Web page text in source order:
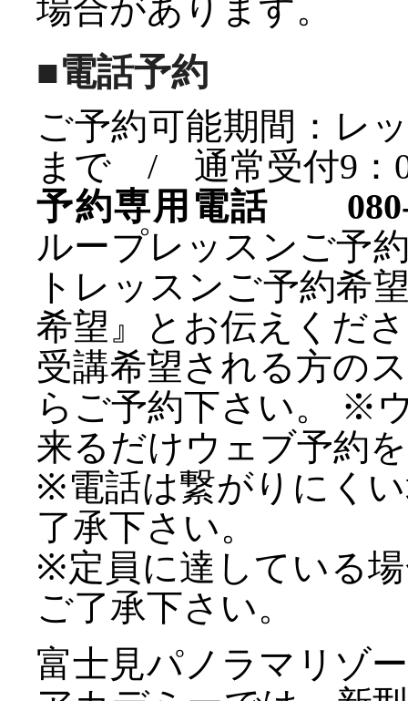
場合があります。
■電話予約
ご予約可能期間：レ
まで / 通常受付9：
予約専用電話 080-
ループレッスンご予
トレッスンご予約希
希望』とお伝えくだ
受講希望される方の
らご予約下さい。 ※
来るだけウェブ予約
※電話は繋がりにく
了承下さい。
※定員に達している
ご了承下さい。
富士見パノラマリゾ